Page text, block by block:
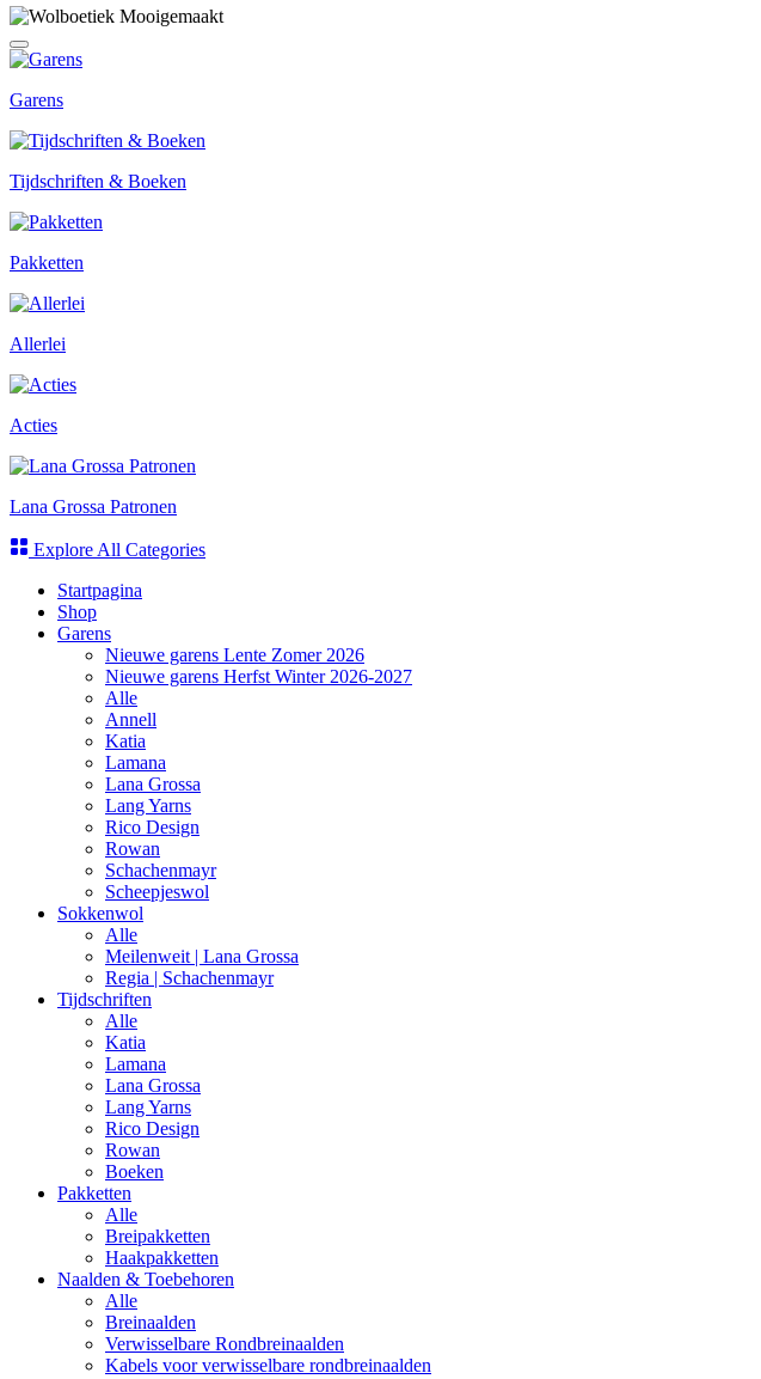
Garens
Tijdschriften & Boeken
Pakketten
Allerlei
Acties
Lana Grossa Patronen
Explore All Categories
Startpagina
Shop
Garens
Nieuwe garens Lente Zomer 2026
Nieuwe garens Herfst Winter 2026-2027
Alle
Annell
Katia
Lamana
Lana Grossa
Lang Yarns
Rico Design
Rowan
Schachenmayr
Scheepjeswol
Sokkenwol
Alle
Meilenweit | Lana Grossa
Regia | Schachenmayr
Tijdschriften
Alle
Katia
Lamana
Lana Grossa
Lang Yarns
Rico Design
Rowan
Boeken
Pakketten
Alle
Breipakketten
Haakpakketten
Naalden & Toebehoren
Alle
Breinaalden
Verwisselbare Rondbreinaalden
Kabels voor verwisselbare rondbreinaalden